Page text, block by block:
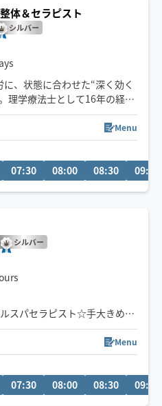
体＆セラピスト
シルバー
、状態に合わせた“深く効く
理学療法士として16年の経験
ます。しっかり変化を感じ
です🌿港・品川・渋谷・目黒
ております🙇‍♀️電車移動にな
かかる場合、少し余裕を持っ
です。
Menu
07:30 08:00 08:30 09:00
シルバー
ルスパセラピスト☆手大きめ、
たりケア💆‍♀️💆‍♂️☀️💤
いたします。
とうございます🤲🤍🌿
Menu
07:30 08:00 08:30 09:00